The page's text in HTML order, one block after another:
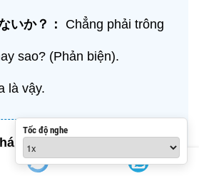
いか？： Chẳng phải trông
sao? (Phản biện).
là vậy.
N4):
Tốc độ nghe